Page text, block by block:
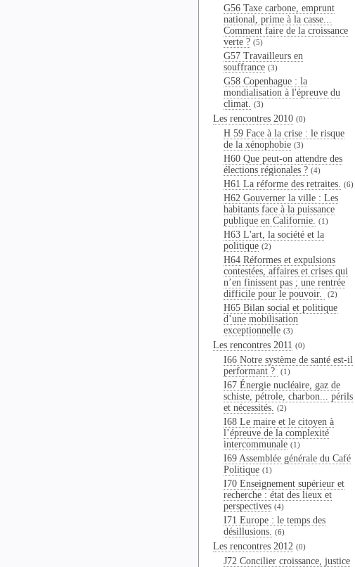
G56 Taxe carbone, emprunt
national, prime à la casse...
Comment faire de la croissance
verte ? (5)
G57 Travailleurs en
souffrance (3)
G58 Copenhague : la
mondialisation à l'épreuve du
climat. (3)
Les rencontres 2010 (0)
H 59 Face à la crise : le risque
de la xénophobie (3)
H60 Que peut-on attendre des
élections régionales ? (4)
H61 La réforme des retraites. (6)
H62 Gouverner la ville : Les
habitants face à la puissance
publique en Californie. (1)
H63 L'art, la société et la
politique (2)
H64 Réformes et expulsions
contestées, affaires et crises qui
n’en finissent pas ; une rentrée
difficile pour le pouvoir.
(2)
H65 Bilan social et politique
d’une mobilisation
exceptionnelle (3)
Les rencontres 2011 (0)
I66 Notre système de santé est-il
performant ?
(1)
I67 Énergie nucléaire, gaz de
schiste, pétrole, charbon... périls
et nécessités. (2)
I68 Le maire et le citoyen à
l’épreuve de la complexité
intercommunale (1)
I69 Assemblée générale du Café
Politique (1)
I70 Enseignement supérieur et
recherche : état des lieux et
perspectives (4)
I71 Europe : le temps des
désillusions. (6)
Les rencontres 2012 (0)
J72 Concilier croissance, justice